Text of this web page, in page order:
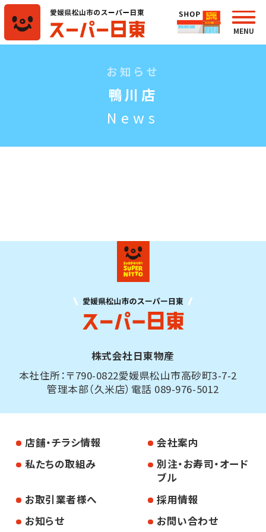
お知らせ
鴨川店
News
株式会社日東物産
本社住所：〒790-0822愛媛県松山市高砂町3-7-2
管理本部（久米店）電話 089-976-5012
店舗・チラシ情報
会社案内
私たちの取組み
別注・お寿司・オード
ブル
お取引業者様へ
採用情報
お知らせ
お問い合わせ